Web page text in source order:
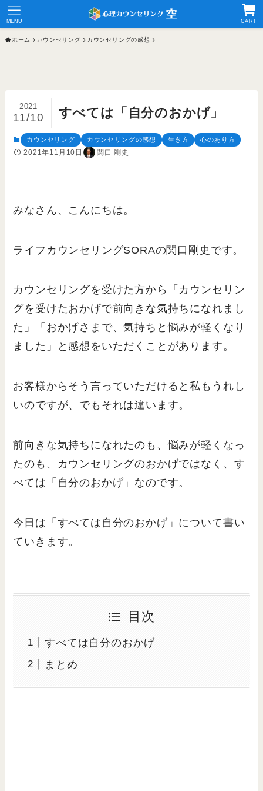
CART
MENU
ホーム カウンセリング カウンセリングの感想
すべては「自分のおかげ」
2021
11/10
カウンセリング カウンセリングの感想 生き方 心のあり方
2021年11月10日 関口 剛史
みなさん、こんにちは。
ライフカウンセリングSORAの関口剛史です。
カウンセリングを受けた方から「カウンセリン
グを受けたおかげで前向きな気持ちになれまし
た」「おかげさまで、気持ちと悩みが軽くなり
ました」と感想をいただくことがあります。
お客様からそう言っていただけると私もうれし
いのですが、でもそれは違います。
前向きな気持ちになれたのも、悩みが軽くなっ
たのも、カウンセリングのおかげではなく、す
べては「自分のおかげ」なのです。
今日は「すべては自分のおかげ」について書い
ていきます。
目次
すべては自分のおかげ
まとめ